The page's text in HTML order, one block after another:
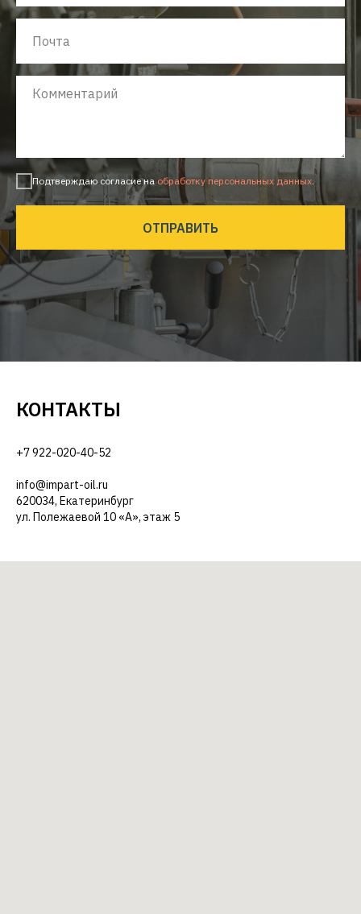
Подтверждаю согласие на обработку персональных данных
ОТПРАВИТЬ
КОНТАКТЫ
+7 922-020-40-52
info@impart-oil.ru
620034, Екатеринбург
ул. Полежаевой 10 «А», этаж 5